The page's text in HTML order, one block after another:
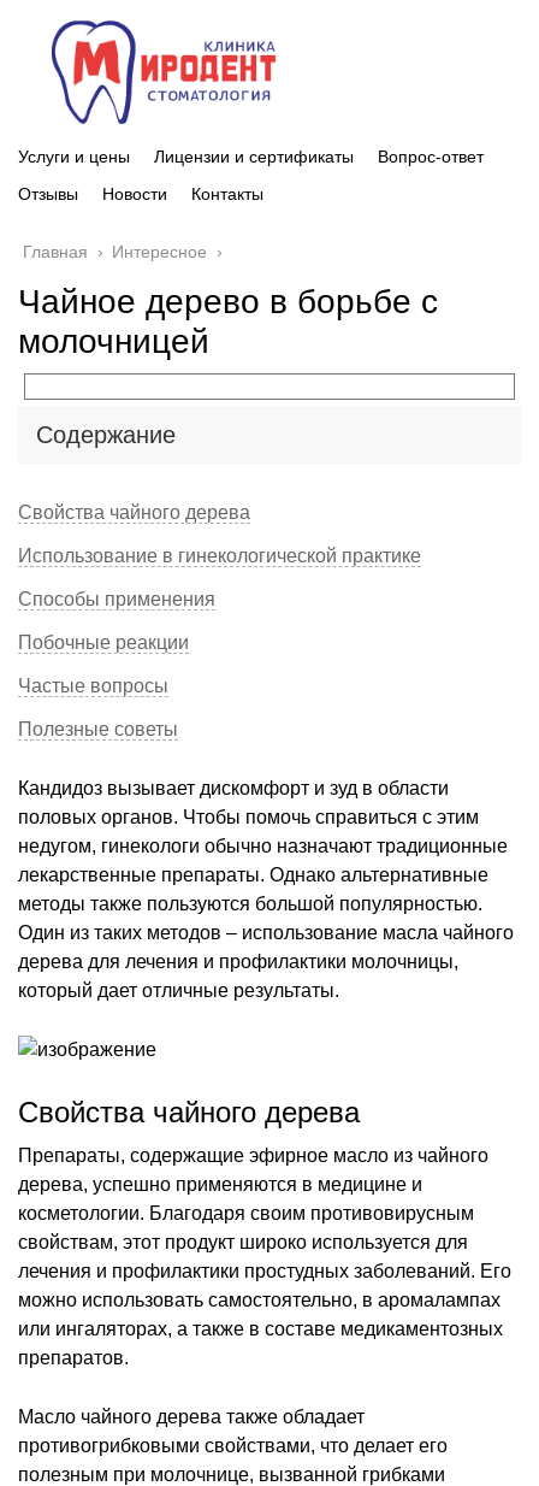
Услуги и цены Лицензии и сертификаты
Вопрос-ответ
Отзывы
Новости Контакты
Главная › Интересное ›
Чайное дерево в борьбе с
молочницей
Содержание
Свойства чайного дерева
Использование в гинекологической практике
Способы применения
Побочные реакции
Частые вопросы
Полезные советы
Кандидоз вызывает дискомфорт и зуд в области
половых органов. Чтобы помочь справиться с этим
недугом, гинекологи обычно назначают традиционные
лекарственные препараты. Однако альтернативные
методы также пользуются большой популярностью.
Один из таких методов – использование масла чайного
дерева для лечения и профилактики молочницы,
который дает отличные результаты.
Свойства чайного дерева
Препараты, содержащие эфирное масло из чайного
дерева, успешно применяются в медицине и
косметологии. Благодаря своим противовирусным
свойствам, этот продукт широко используется для
лечения и профилактики простудных заболеваний. Его
можно использовать самостоятельно, в аромалампах
или ингаляторах, а также в составе медикаментозных
препаратов.
Масло чайного дерева также обладает
противогрибковыми свойствами, что делает его
полезным при молочнице, вызванной грибками